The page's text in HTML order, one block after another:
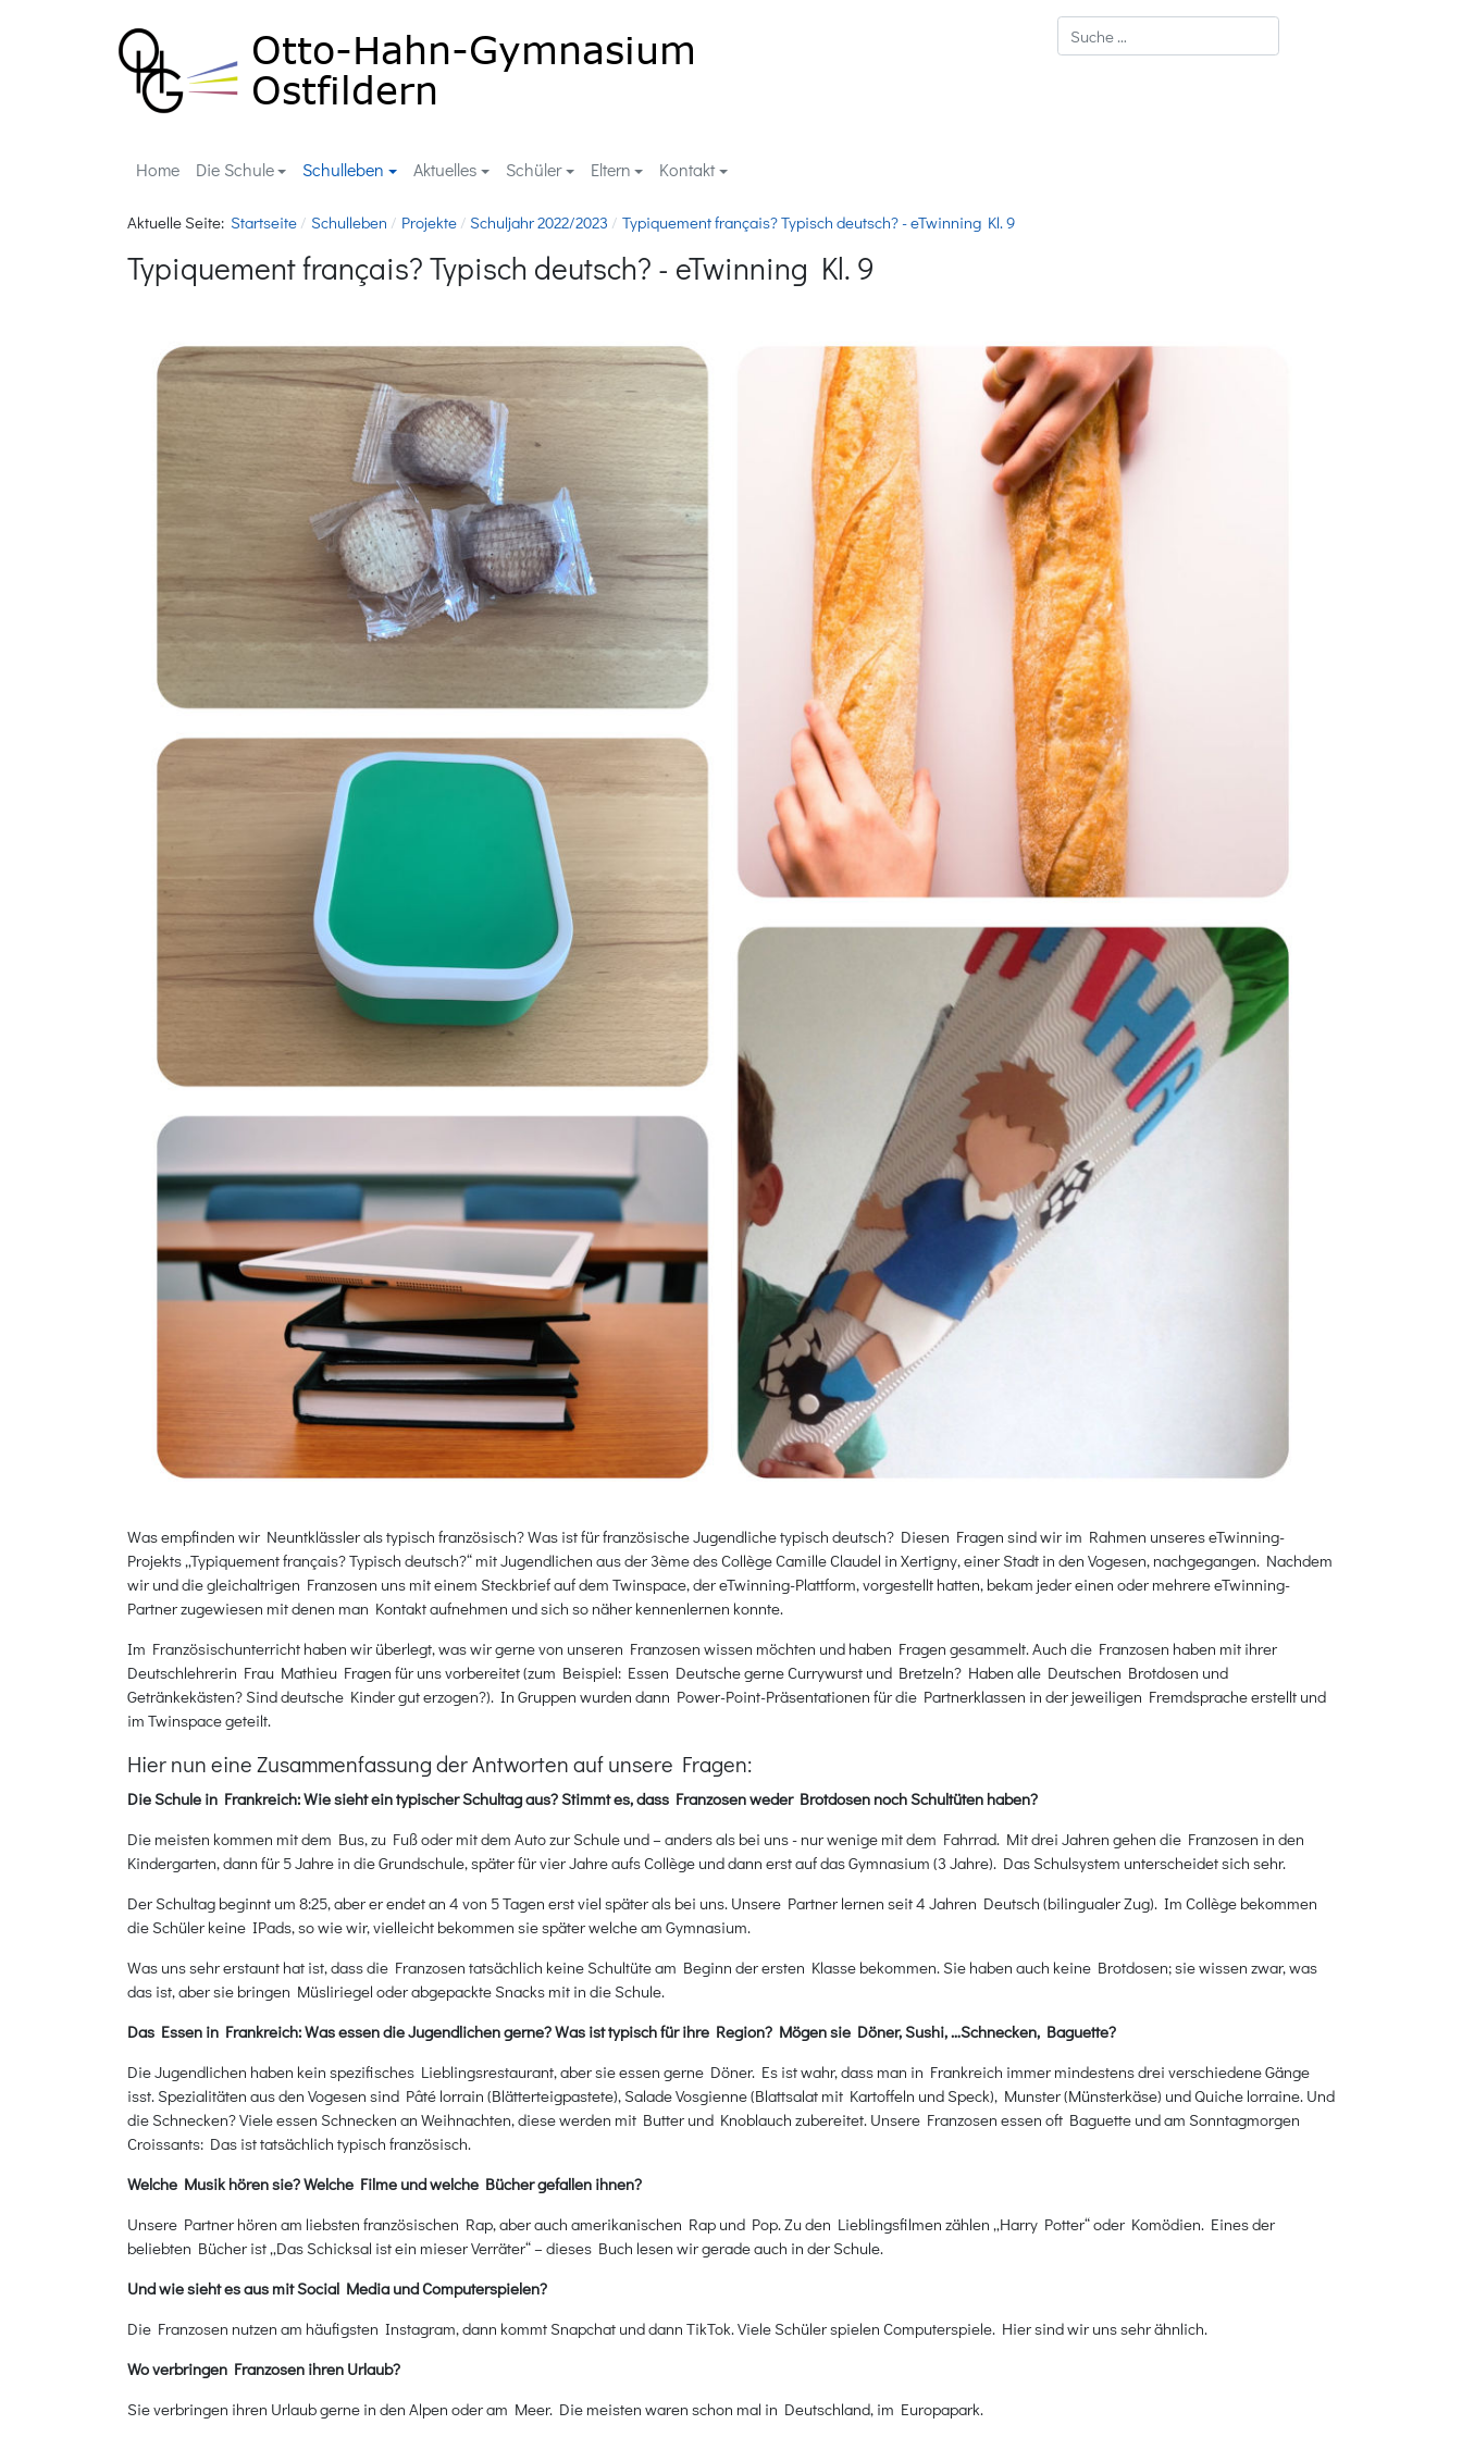
Suchen
Home Die Schule Schulleben Aktuelles Schüler Eltern Kontakt
Aktuelle Seite: Startseite Schulleben Projekte Schuljahr 2022/2023 Typiquement français? Typisch deutsch? - eTwinning Kl. 9
Typiquement français? Typisch deutsch? - eTwinning Kl. 9
Was empfinden wir Neuntklässler als typisch französisch? Was ist für französische Jugendliche typisch deutsch? Diesen Fragen sind wir im Rahmen unseres eTwinning-
Projekts „Typiquement français? Typisch deutsch?“ mit Jugendlichen aus der 3ème des Collège Camille Claudel in Xertigny, einer Stadt in den Vogesen, nachgegangen. Nachdem
wir und die gleichaltrigen Franzosen uns mit einem Steckbrief auf dem Twinspace, der eTwinning-Plattform, vorgestellt hatten, bekam jeder einen oder mehrere eTwinning-
Partner zugewiesen mit denen man Kontakt aufnehmen und sich so näher kennenlernen konnte.
Im Französischunterricht haben wir überlegt, was wir gerne von unseren Franzosen wissen möchten und haben Fragen gesammelt. Auch die Franzosen haben mit ihrer
Deutschlehrerin Frau Mathieu Fragen für uns vorbereitet (zum Beispiel: Essen Deutsche gerne Currywurst und Bretzeln? Haben alle Deutschen Brotdosen und
Getränkekästen? Sind deutsche Kinder gut erzogen?). In Gruppen wurden dann Power-Point-Präsentationen für die Partnerklassen in der jeweiligen Fremdsprache erstellt und
im Twinspace geteilt.
Hier nun eine Zusammenfassung der Antworten auf unsere Fragen:
Die Schule in Frankreich: Wie sieht ein typischer Schultag aus? Stimmt es, dass Franzosen weder Brotdosen noch Schultüten haben?
Die meisten kommen mit dem Bus, zu Fuß oder mit dem Auto zur Schule und – anders als bei uns - nur wenige mit dem Fahrrad. Mit drei Jahren gehen die Franzosen in den
Kindergarten, dann für 5 Jahre in die Grundschule, später für vier Jahre aufs Collège und dann erst auf das Gymnasium (3 Jahre). Das Schulsystem unterscheidet sich sehr.
Der Schultag beginnt um 8:25, aber er endet an 4 von 5 Tagen erst viel später als bei uns. Unsere Partner lernen seit 4 Jahren Deutsch (bilingualer Zug). Im Collège bekommen
die Schüler keine IPads, so wie wir, vielleicht bekommen sie später welche am Gymnasium.
Was uns sehr erstaunt hat ist, dass die Franzosen tatsächlich keine Schultüte am Beginn der ersten Klasse bekommen. Sie haben auch keine Brotdosen; sie wissen zwar, was
das ist, aber sie bringen Müsliriegel oder abgepackte Snacks mit in die Schule.
Das Essen in Frankreich: Was essen die Jugendlichen gerne? Was ist typisch für ihre Region? Mögen sie Döner, Sushi, …Schnecken, Baguette?
Die Jugendlichen haben kein spezifisches Lieblingsrestaurant, aber sie essen gerne Döner. Es ist wahr, dass man in Frankreich immer mindestens drei verschiedene Gänge
isst. Spezialitäten aus den Vogesen sind Pâté lorrain (Blätterteigpastete), Salade Vosgienne (Blattsalat mit Kartoffeln und Speck), Munster (Münsterkäse) und Quiche lorraine. Und
die Schnecken? Viele essen Schnecken an Weihnachten, diese werden mit Butter und Knoblauch zubereitet. Unsere Franzosen essen oft Baguette und am Sonntagmorgen
Croissants: Das ist tatsächlich typisch französisch.
Welche Musik hören sie? Welche Filme und welche Bücher gefallen ihnen?
Unsere Partner hören am liebsten französischen Rap, aber auch amerikanischen Rap und Pop. Zu den Lieblingsfilmen zählen „Harry Potter“ oder Komödien. Eines der
beliebten Bücher ist „Das Schicksal ist ein mieser Verräter“ – dieses Buch lesen wir gerade auch in der Schule.
Und wie sieht es aus mit Social Media und Computerspielen?
Die Franzosen nutzen am häufigsten Instagram, dann kommt Snapchat und dann TikTok. Viele Schüler spielen Computerspiele. Hier sind wir uns sehr ähnlich.
Wo verbringen Franzosen ihren Urlaub?
Sie verbringen ihren Urlaub gerne in den Alpen oder am Meer. Die meisten waren schon mal in Deutschland, im Europapark.